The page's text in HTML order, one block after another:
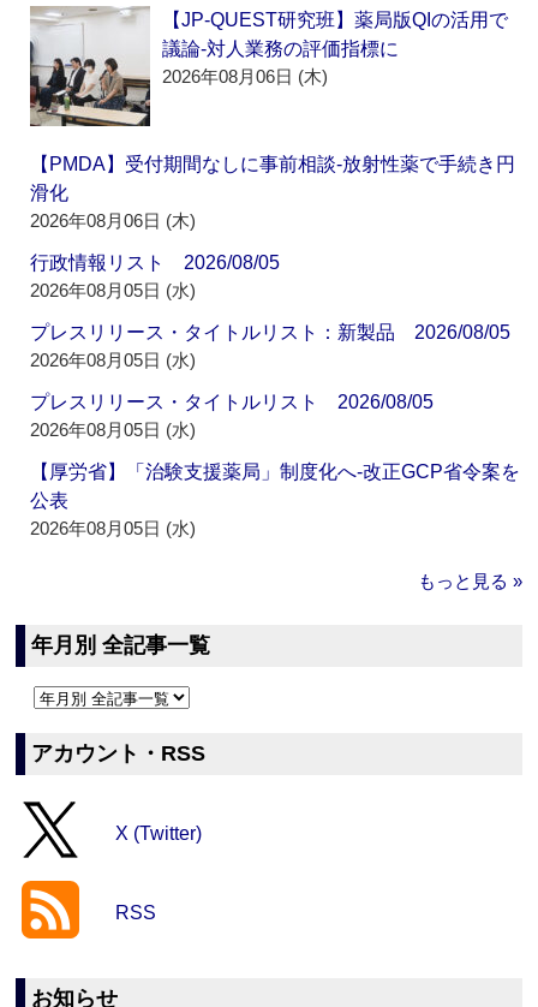
【JP-QUEST研究班】薬局版QIの活用で
議論‐対人業務の評価指標に
2026年08月06日 (木)
【PMDA】受付期間なしに事前相談‐放射性薬で手続き円
滑化
2026年08月06日 (木)
行政情報リスト 2026/08/05
2026年08月05日 (水)
プレスリリース・タイトルリスト：新製品 2026/08/05
2026年08月05日 (水)
プレスリリース・タイトルリスト 2026/08/05
2026年08月05日 (水)
【厚労省】「治験支援薬局」制度化へ‐改正GCP省令案を
公表
2026年08月05日 (水)
もっと見る »
年月別 全記事一覧
アカウント・RSS
X (Twitter)
RSS
お知らせ